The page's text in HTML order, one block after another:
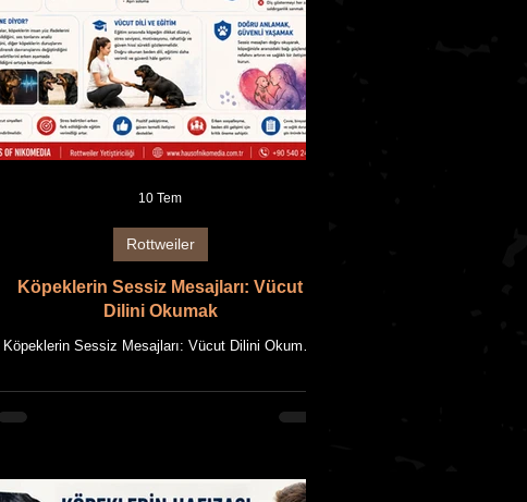
Köpeklerin Sessiz Mesajları: Vücut
Dilini Okumak
Köpeklerin Sessiz Mesajları: Vücut Dilini Okumak
makale, HAUS OF NIKOMEDIA'nın uzun yıllara
dayanan Rottweiler yetiştiriciliği deneyimi ile güncel
görselleridir. Makale içeriği ile birlikte tüm metin ve
Rottweiler
10 Tem